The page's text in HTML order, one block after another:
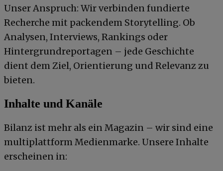
Unser Anspruch: Wir verbinden fundierte
Recherche mit packendem Storytelling. Ob
Analysen, Interviews, Rankings oder
Hintergrundreportagen – jede Geschichte
dient dem Ziel, Orientierung und Relevanz zu
bieten.
Inhalte und Kanäle
Bilanz ist mehr als ein Magazin – wir sind eine
multiplattform Medienmarke. Unsere Inhalte
erscheinen in: